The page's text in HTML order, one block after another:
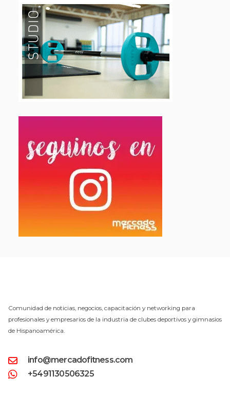
Comunidad de noticias, negocios, capacitación y networking para
profesionales y empresarios de la industria de clubes deportivos y gimnasios
de Hispanoamérica.
info@mercadofitness.com
+5491130506325